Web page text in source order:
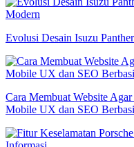
Evolusi Desain Isuzu
Cara Membuat Website
Mobile UX dan SEO